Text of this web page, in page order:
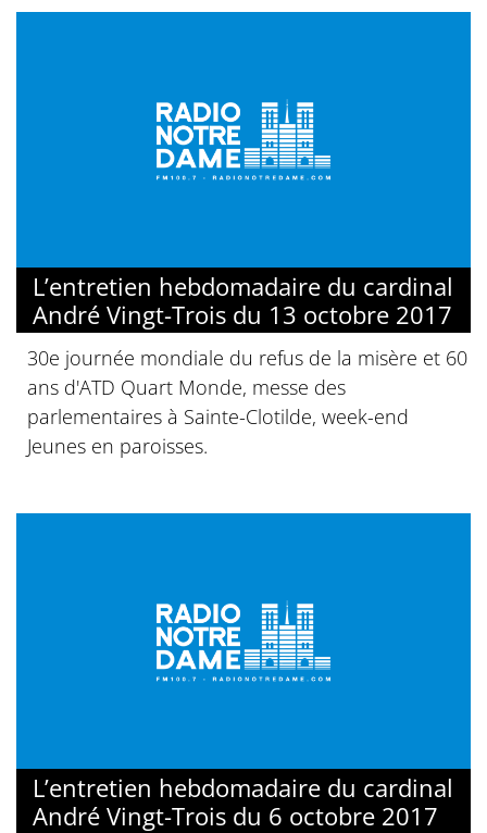
L’entretien hebdomadaire du cardinal
André Vingt-Trois du 13 octobre 2017
30e journée mondiale du refus de la misère et 60
ans d'ATD Quart Monde, messe des
parlementaires à Sainte-Clotilde, week-end
Jeunes en paroisses.
L’entretien hebdomadaire du cardinal
André Vingt-Trois du 6 octobre 2017